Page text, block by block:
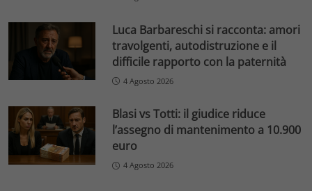
Luca Barbareschi si racconta: amori
travolgenti, autodistruzione e il
difficile rapporto con la paternità
4 Agosto 2026
Blasi vs Totti: il giudice riduce
l’assegno di mantenimento a 10.900
euro
4 Agosto 2026